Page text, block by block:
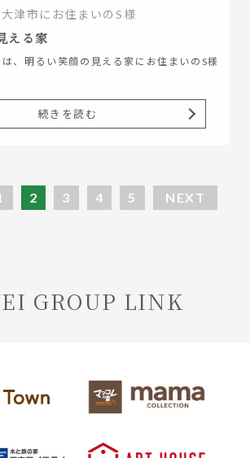
大津市にお住まいのS様
える家
、明るい笑顔の見える家にお住まいのS様
続きを読む
2 3 4 5 NEXT
GROUP LINK